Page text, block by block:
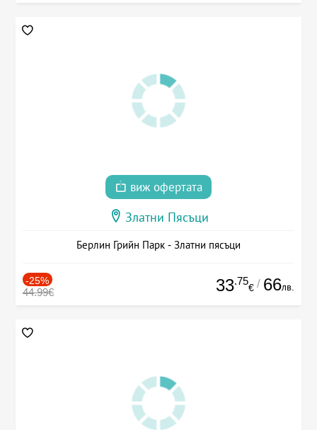
виж офертата
Златни Пясъци
Берлин Грийн Парк - Златни пясъци
-25%
44.99€ 33.75
€ / 66лв.